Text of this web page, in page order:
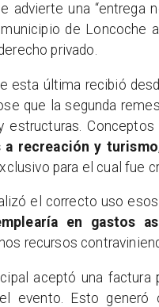
advierte una “entrega
de Loncoche
privado.
esta última recibió
que la segunda
estructuras.
a recreación y turismo
para el cual fue
el correcto uso
en gastos
recursos
aceptó una
evento. Esto generó